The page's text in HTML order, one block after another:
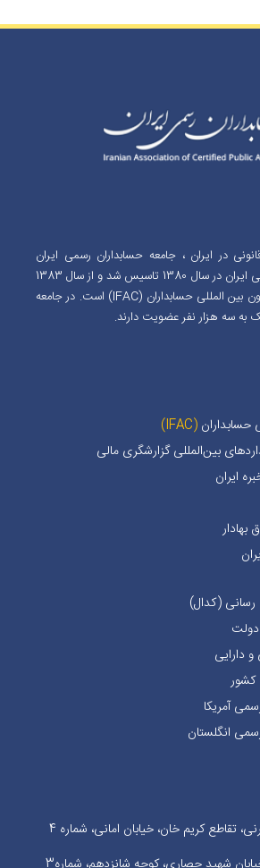
در ایران ، جامعه حسابداران رسمی ایران
است. جامعه حسابداران رسمی ایران در سال 1380 تاسیس شد و از سال 1383
تاکنون، عضو پیوسته فدراسیون بین المللی حسابداران (IFAC) است. در جامعه
به سه هزار نفر عضویت دارند.
حسابداران (IFAC)
بین‌المللی گزارشگری مالی
ايران
بهادار
(کدال)
دولت
دارایی
کشور
آمریکا
انگلستان
تقاطع کریم خان، خیابان امانی، شماره 4